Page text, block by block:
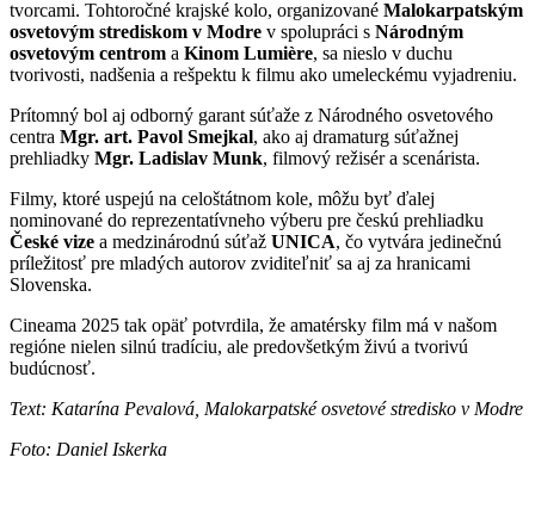
tvorcami. Tohtoročné krajské kolo, organizované Malokarpatským
osvetovým strediskom v Modre v spolupráci s Národným
osvetovým centrom a Kinom Lumière, sa nieslo v duchu
tvorivosti, nadšenia a rešpektu k filmu ako umeleckému vyjadreniu.
Prítomný bol aj odborný garant súťaže z Národného osvetového
centra Mgr. art. Pavol Smejkal, ako aj dramaturg súťažnej
prehliadky Mgr. Ladislav Munk, filmový režisér a scenárista.
Filmy, ktoré uspejú na celoštátnom kole, môžu byť ďalej
nominované do reprezentatívneho výberu pre českú prehliadku
České vize a medzinárodnú súťaž UNICA, čo vytvára jedinečnú
príležitosť pre mladých autorov zviditeľniť sa aj za hranicami
Slovenska.
Cineama 2025 tak opäť potvrdila, že amatérsky film má v našom
regióne nielen silnú tradíciu, ale predovšetkým živú a tvorivú
budúcnosť.
Text: Katarína Pevalová, Malokarpatské osvetové stredisko v Modre
Foto: Daniel Iskerka